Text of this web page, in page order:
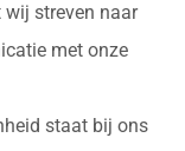
wij streven naar
met onze
staat bij ons